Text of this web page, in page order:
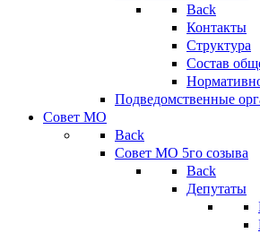
Back
Контакты
Структура
Состав
Подведомственные
Совет МО
Back
Совет МО 5го созыва
Back
Депутаты